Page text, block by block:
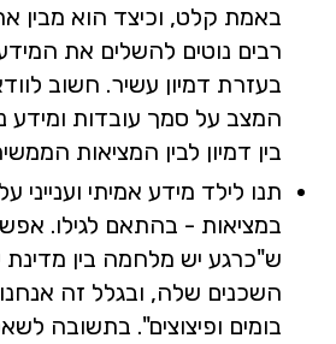
באמת קלט, וכיצד הוא מבין
רבים נוטים להשלים את
בעזרת דמיון עשיר. חשוב
המצב על סמך עובדות ומידע
בין דמיון לבין המציאות
תנו לילד מידע אמיתי
במציאות - בהתאם לגילו.
ש"כרגע יש מלחמה בין מדינת
השכנים שלה, ובגלל זה
בומים ופיצוצים". בתשובה